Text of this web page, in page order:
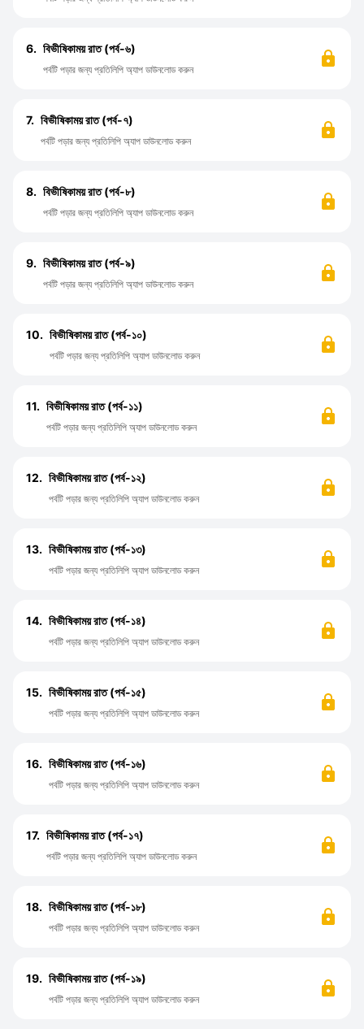
6. বিভীষিকাময় রাত (পর্ব-৬)
পর্বটি পড়ার জন্য প্রতিলিপি অ্যাপ ডাউনলোড করুন
7. বিভীষিকাময় রাত (পর্ব-৭)
পর্বটি পড়ার জন্য প্রতিলিপি অ্যাপ ডাউনলোড করুন
8. বিভীষিকাময় রাত (পর্ব-৮)
পর্বটি পড়ার জন্য প্রতিলিপি অ্যাপ ডাউনলোড করুন
9. বিভীষিকাময় রাত (পর্ব-৯)
পর্বটি পড়ার জন্য প্রতিলিপি অ্যাপ ডাউনলোড করুন
10. বিভীষিকাময় রাত (পর্ব-১০)
পর্বটি পড়ার জন্য প্রতিলিপি অ্যাপ ডাউনলোড করুন
11. বিভীষিকাময় রাত (পর্ব-১১)
পর্বটি পড়ার জন্য প্রতিলিপি অ্যাপ ডাউনলোড করুন
12. বিভীষিকাময় রাত (পর্ব-১২)
পর্বটি পড়ার জন্য প্রতিলিপি অ্যাপ ডাউনলোড করুন
13. বিভীষিকাময় রাত (পর্ব-১৩)
পর্বটি পড়ার জন্য প্রতিলিপি অ্যাপ ডাউনলোড করুন
14. বিভীষিকাময় রাত (পর্ব-১৪)
পর্বটি পড়ার জন্য প্রতিলিপি অ্যাপ ডাউনলোড করুন
15. বিভীষিকাময় রাত (পর্ব-১৫)
পর্বটি পড়ার জন্য প্রতিলিপি অ্যাপ ডাউনলোড করুন
16. বিভীষিকাময় রাত (পর্ব-১৬)
পর্বটি পড়ার জন্য প্রতিলিপি অ্যাপ ডাউনলোড করুন
17. বিভীষিকাময় রাত (পর্ব-১৭)
পর্বটি পড়ার জন্য প্রতিলিপি অ্যাপ ডাউনলোড করুন
18. বিভীষিকাময় রাত (পর্ব-১৮)
পর্বটি পড়ার জন্য প্রতিলিপি অ্যাপ ডাউনলোড করুন
19. বিভীষিকাময় রাত (পর্ব-১৯)
পর্বটি পড়ার জন্য প্রতিলিপি অ্যাপ ডাউনলোড করুন